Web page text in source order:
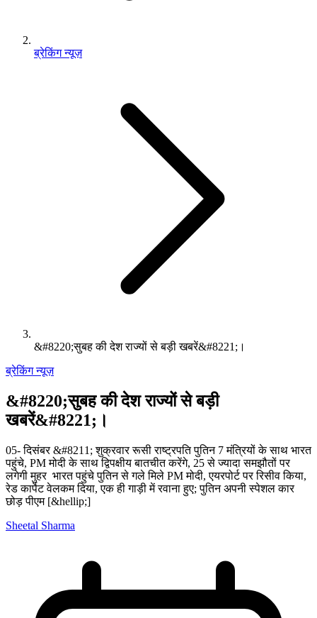
ब्रेकिंग न्यूज़
&#8220;सुबह की देश राज्यों से बड़ी खबरें&#8221;।
ब्रेकिंग न्यूज़
&#8220;सुबह की देश राज्यों से बड़ी
खबरें&#8221;।
05- दिसंबर &#8211; शुक्रवार रूसी राष्ट्रपति पुतिन 7 मंत्रियों के साथ भारत
पहुंचे, PM मोदी के साथ द्विपक्षीय बातचीत करेंगे, 25 से ज्यादा समझौतों पर
लगेगी मुहर भारत पहुंचे पुतिन से गले मिले PM मोदी, एयरपोर्ट पर रिसीव किया,
रेड कार्पेट वेलकम दिया, एक ही गाड़ी में रवाना हुए; पुतिन अपनी स्पेशल कार
छोड़ पीएम [&hellip;]
Sheetal Sharma